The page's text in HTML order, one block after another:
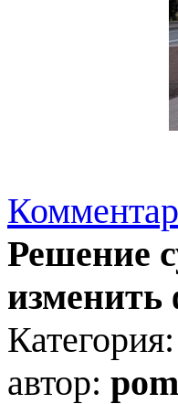
Решение
Категория:
автор: